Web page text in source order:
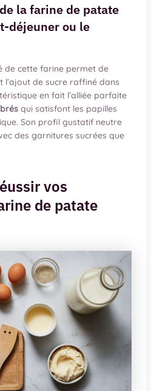
la farine de patate
déjeuner ou le
de cette farine permet de
l’ajout de sucre raffiné dans
en fait l’alliée parfaite
qui satisfont les papilles
Son profil gustatif neutre
des garnitures sucrées que
vos
de patate